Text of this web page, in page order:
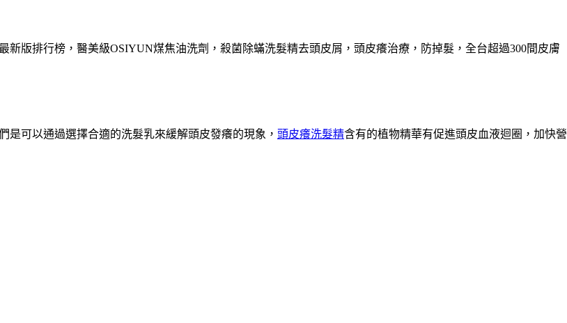
版排行榜，醫美級OSIYUN煤焦油洗劑，殺菌除蟎洗髮精去頭皮屑，頭皮癢治療，防掉髮，全台超過300間皮膚
可以通過選擇合適的洗髮乳來緩解頭皮發癢的現象， 頭皮癢洗髮精含有的植物精華有促進頭皮血液迴圈，加快營